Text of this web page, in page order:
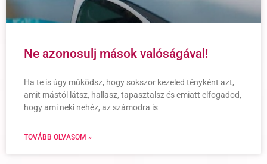
Ne azonosulj mások valóságával!
Ha te is úgy működsz, hogy sokszor kezeled tényként azt,
amit mástól látsz, hallasz, tapasztalsz és emiatt elfogadod,
hogy ami neki nehéz, az számodra is
TOVÁBB OLVASOM »